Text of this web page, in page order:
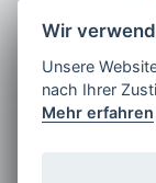
Wir
Unsere
nach Ihrer
Mehr erfahren